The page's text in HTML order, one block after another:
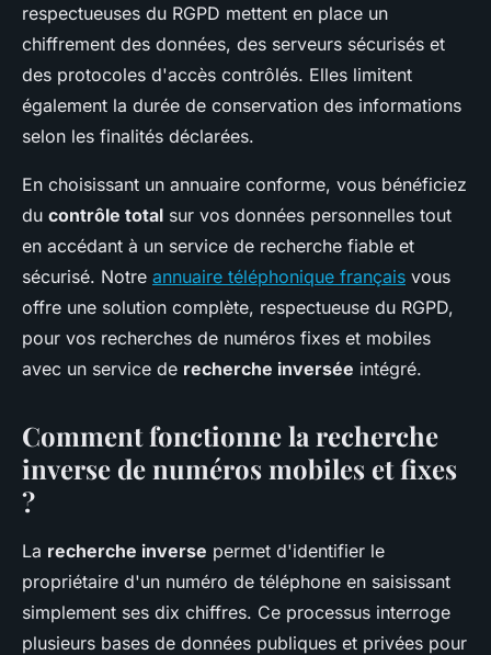
respectueuses du RGPD mettent en place un
chiffrement des données, des serveurs sécurisés et
des protocoles d'accès contrôlés. Elles limitent
également la durée de conservation des informations
selon les finalités déclarées.
En choisissant un annuaire conforme, vous bénéficiez
du contrôle total sur vos données personnelles tout
en accédant à un service de recherche fiable et
sécurisé. Notre annuaire téléphonique français vous
offre une solution complète, respectueuse du RGPD,
pour vos recherches de numéros fixes et mobiles
avec un service de recherche inversée intégré.
Comment fonctionne la recherche
inverse de numéros mobiles et fixes
?
La recherche inverse permet d'identifier le
propriétaire d'un numéro de téléphone en saisissant
simplement ses dix chiffres. Ce processus interroge
plusieurs bases de données publiques et privées pour